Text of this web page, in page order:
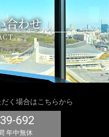
合わせ
く場合はこちらから
692
年中無休